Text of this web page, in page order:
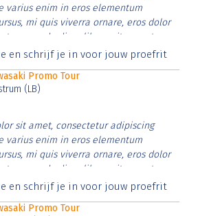
varius enim in eros elementum
mi quis viverra ornare, eros dolor
commodo diam libero vitae erat.
nibh et justo cursus id rutrum lorem
en schrijf je in voor jouw proefrit
Promo Tour
(LB)
sit amet, consectetur adipiscing
varius enim in eros elementum
mi quis viverra ornare, eros dolor
commodo diam libero vitae erat.
nibh et justo cursus id rutrum lorem
en schrijf je in voor jouw proefrit
Promo Tour